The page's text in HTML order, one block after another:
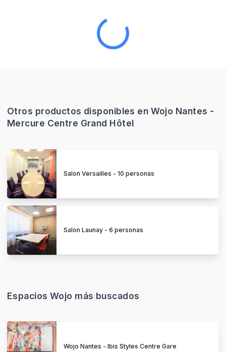
Otros productos disponibles en Wojo Nantes -
Mercure Centre Grand Hôtel
Salon Versailles - 10 personas
Salon Launay - 6 personas
Espacios Wojo más buscados
Wojo Nantes - Ibis Styles Centre Gare